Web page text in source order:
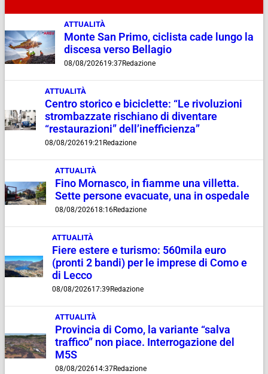
ATTUALITÀ
Monte San Primo, ciclista cade lungo la
discesa verso Bellagio
08/08/202619:37Redazione
ATTUALITÀ
Centro storico e biciclette: “Le rivoluzioni
strombazzate rischiano di diventare
“restaurazioni” dell’inefficienza”
08/08/202619:21 Redazione
ATTUALITÀ
Fino Mornasco, in fiamme una villetta.
Sette persone evacuate, una in ospedale
08/08/202618:16Redazione
ATTUALITÀ
Fiere estere e turismo: 560mila euro
(pronti 2 bandi) per le imprese di Como e
di Lecco
08/08/202617:39 Redazione
ATTUALITÀ
Provincia di Como, la variante “salva
traffico” non piace. Interrogazione del
M5S
08/08/202614:37Redazione